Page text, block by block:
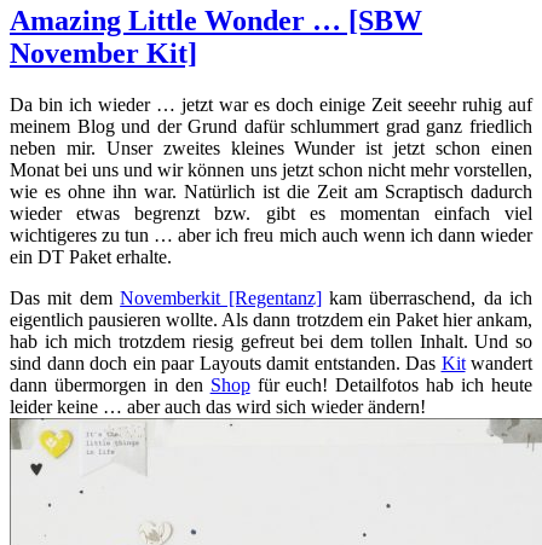
Amazing Little Wonder … [SBW
November Kit]
Da bin ich wieder … jetzt war es doch einige Zeit seeehr ruhig auf
meinem Blog und der Grund dafür schlummert grad ganz friedlich
neben mir. Unser zweites kleines Wunder ist jetzt schon einen
Monat bei uns und wir können uns jetzt schon nicht mehr vorstellen,
wie es ohne ihn war. Natürlich ist die Zeit am Scraptisch dadurch
wieder etwas begrenzt bzw. gibt es momentan einfach viel
wichtigeres zu tun … aber ich freu mich auch wenn ich dann wieder
ein DT Paket erhalte.
Das mit demNovemberkit [Regentanz]kam überraschend, da ich
eigentlich pausieren wollte. Als dann trotzdem ein Paket hier ankam,
hab ich mich trotzdem riesig gefreut bei dem tollen Inhalt. Und so
sind dann doch ein paar Layouts damit entstanden. Das Kitwandert
dann übermorgen in den Shopfür euch! Detailfotos hab ich heute
leider keine … aber auch das wird sich wieder ändern!